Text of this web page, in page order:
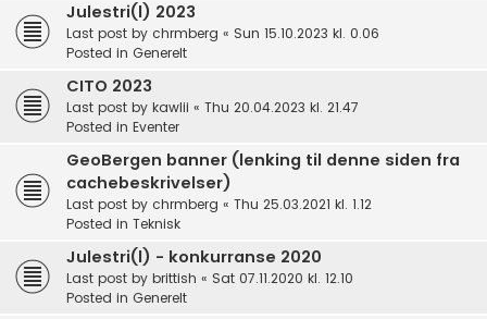
Julestri(l) 2023
Last post by chrmberg « Sun 15.10.2023 kl. 0.06
Posted in Generelt
CITO 2023
Last post by kawlii « Thu 20.04.2023 kl. 21.47
Posted in Eventer
GeoBergen banner (lenking til denne siden fra
cachebeskrivelser)
Last post by chrmberg « Thu 25.03.2021 kl. 1.12
Posted in Teknisk
Julestri(l) - konkurranse 2020
Last post by brittish « Sat 07.11.2020 kl. 12.10
Posted in Generelt